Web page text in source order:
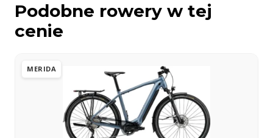
Podobne rowery w tej
cenie
MERIDA